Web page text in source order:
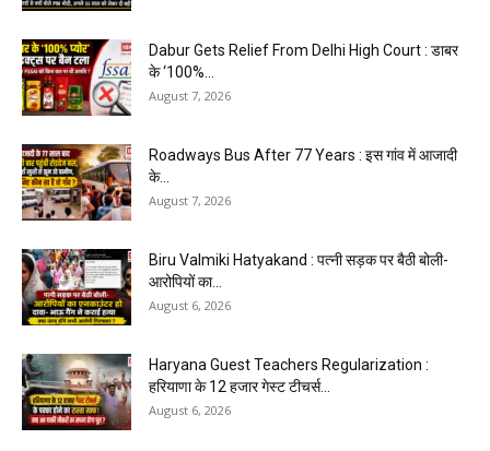
Dabur Gets Relief From Delhi High Court : डाबर
के ‘100%...
August 7, 2026
Roadways Bus After 77 Years : इस गांव में आजादी
के...
August 7, 2026
Biru Valmiki Hatyakand : पत्नी सड़क पर बैठी बोली-
आरोपियों का...
August 6, 2026
Haryana Guest Teachers Regularization :
हरियाणा के 12 हजार गेस्ट टीचर्स...
August 6, 2026